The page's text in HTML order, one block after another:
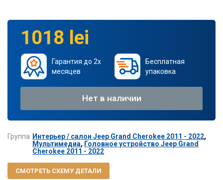
1018 lei
Гарантия до 2х
месяцев
Бесплатная
упаковка
Нет в наличии
Группа Интерьер / салон Jeep Grand Cherokee 2011 - 2022,
Мультимедиа, Головное устройство Jeep Grand
Cherokee 2011 - 2022
СМОТРЕТЬ СХЕМУ ДЕТАЛИ